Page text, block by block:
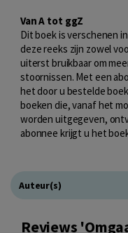
Van A tot ggZ
Dit boek is verschenen
deze reeks zijn zowel
uiterst bruikbaar om
stoornissen. Met een
het door u bestelde
boeken die, vanaf het
worden uitgegeven,
abonnee krijgt u het
Auteur(s)
Reviews